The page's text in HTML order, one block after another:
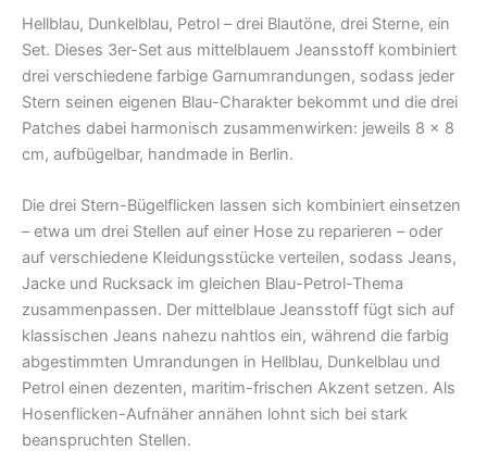
Hellblau, Dunkelblau, Petrol – drei Blautöne, drei Sterne, ein
Set. Dieses 3er-Set aus mittelblauеm Jeansstoff kombiniert
drei verschiedene farbige Garnumrandungen, sodass jeder
Stern seinen eigenen Blau-Charakter bekommt und die drei
Patches dabei harmonisch zusammenwirken: jeweils 8 × 8
cm, aufbügelbar, handmade in Berlin.
Die drei Stern-Bügelflicken lassen sich kombiniert einsetzen
– etwa um drei Stellen auf einer Hose zu reparieren – oder
auf verschiedene Kleidungsstücke verteilen, sodass Jeans,
Jacke und Rucksack im gleichen Blau-Petrol-Thema
zusammenpassen. Der mittelblauе Jeansstoff fügt sich auf
klassischen Jeans nahezu nahtlos ein, während die farbig
abgestimmten Umrandungen in Hellblau, Dunkelblau und
Petrol einen dezenten, maritim-frischen Akzent setzen. Als
Hosenflicken-Aufnäher annähen lohnt sich bei stark
beanspruchten Stellen.